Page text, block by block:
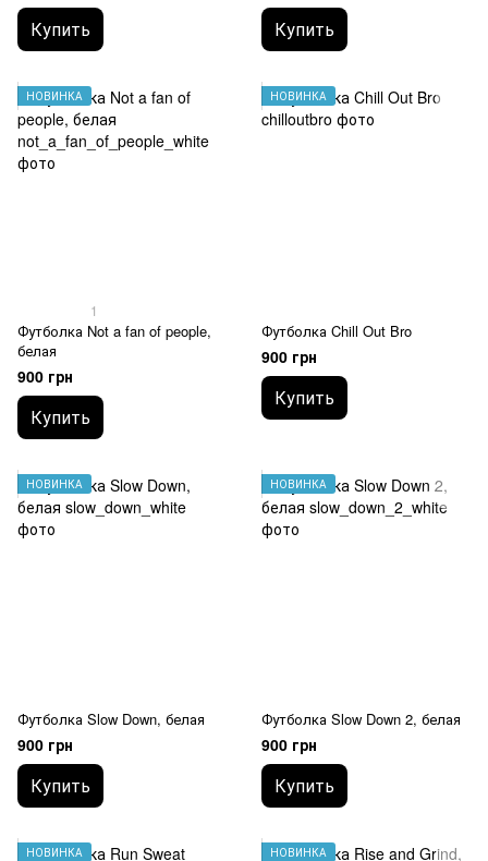
Купить Купить
НОВИНКА
1
Футболка Not a fan of people,
белая
900 грн
Купить
НОВИНКА
Футболка Chill Out Bro
900 грн
Купить
НОВИНКА
Футболка Slow Down, белая
900 грн
Купить
НОВИНКА
Футболка Slow Down 2, белая
900 грн
Купить
НОВИНКА НОВИНКА